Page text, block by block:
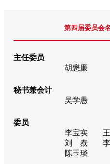
第四届委员会
主任委员
胡懋廉
秘书兼会计
吴学愚
委员
李宝实
刘 焘
陈玉琰